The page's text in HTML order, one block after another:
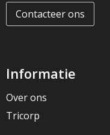
Contacteer ons
Informatie
Over ons
Tricorp